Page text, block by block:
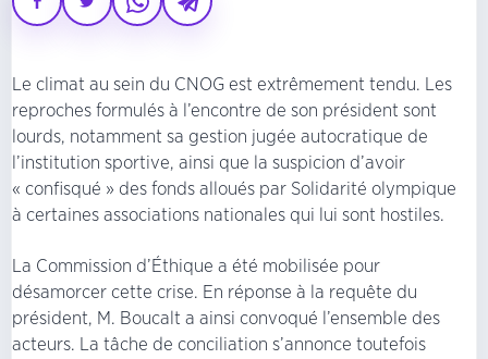
Le climat au sein du CNOG est extrêmement tendu. Les
reproches formulés à l’encontre de son président sont
lourds, notamment sa gestion jugée autocratique de
l’institution sportive, ainsi que la suspicion d’avoir
« confisqué » des fonds alloués par Solidarité olympique
à certaines associations nationales qui lui sont hostiles.
La Commission d’Éthique a été mobilisée pour
désamorcer cette crise. En réponse à la requête du
président, M. Boucalt a ainsi convoqué l’ensemble des
acteurs. La tâche de conciliation s’annonce toutefois